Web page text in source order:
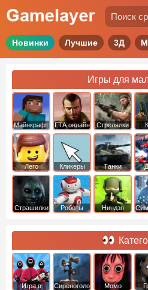
Новинки Лучшие 3Д
Игры для
Майнкрафт ГТА онлайн Стрелялки
Лего Кликеры Танки
Страшилки Роботы Ниндзя
Игра в
Сиреноголовый Момо